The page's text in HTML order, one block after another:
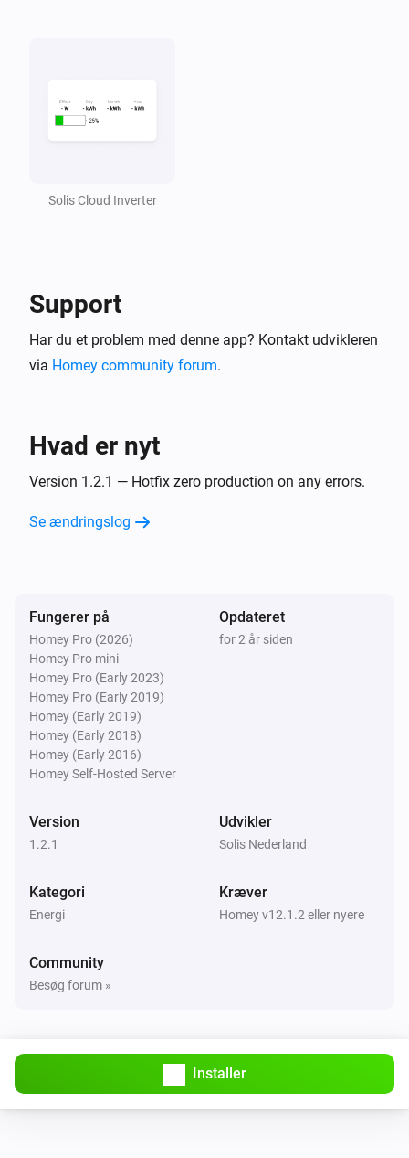
Solis Cloud Inverter
Support
Har du et problem med denne app? Kontakt udvikleren
via Homey community forum.
Hvad er nyt
Version 1.2.1 — Hotfix zero production on any errors.
Se ændringslog
Fungerer på
Homey Pro (2026)
Homey Pro mini
Homey Pro (Early 2023)
Homey Pro (Early 2019)
Homey (Early 2019)
Homey (Early 2018)
Homey (Early 2016)
Homey Self-Hosted Server
Opdateret
for 2 år siden
Version
1.2.1
Udvikler
Solis Nederland
Kategori
Energi
Kræver
Homey v12.1.2 eller nyere
Community
Besøg forum »
Installer